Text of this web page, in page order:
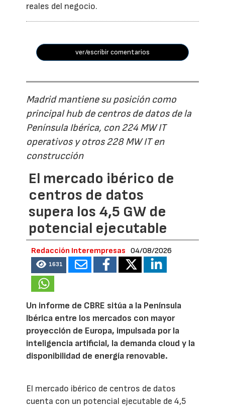
reales del negocio.
ver/escribir comentarios
Madrid mantiene su posición como
principal hub de centros de datos de la
Península Ibérica, con 224 MW IT
operativos y otros 228 MW IT en
construcción
El mercado ibérico de
centros de datos
supera los 4,5 GW de
potencial ejecutable
Redacción Interempresas 04/08/2026
1631
Un informe de CBRE sitúa a la Península
Ibérica entre los mercados con mayor
proyección de Europa, impulsada por la
inteligencia artificial, la demanda cloud y la
disponibilidad de energía renovable.
El mercado ibérico de centros de datos
cuenta con un potencial ejecutable de 4,5